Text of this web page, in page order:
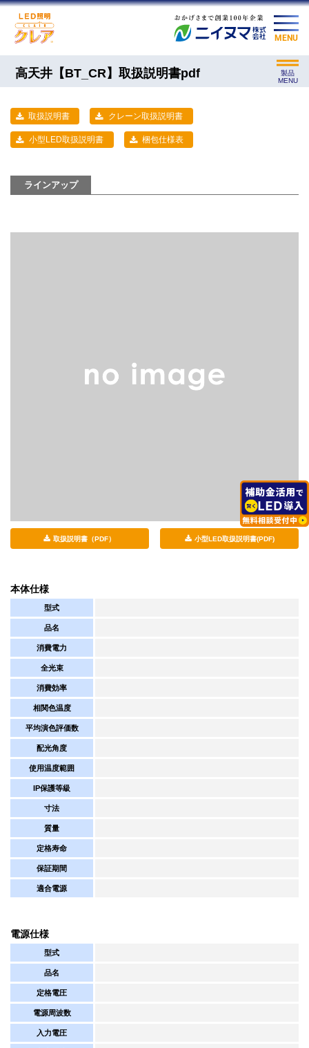
MENU
高天井【BT_CR】取扱説明書pdf
製品
MENU
取扱説明書 クレーン取扱説明書
小型LED取扱説明書 梱包仕様表
ラインアップ
取扱説明書（PDF） 小型LED取扱説明書(PDF)
本体仕様
型式
品名
消費電力
全光束
消費効率
相関色温度
平均演色評価数
配光角度
使用温度範囲
IP保護等級
寸法
質量
定格寿命
保証期間
適合電源
電源仕様
型式
品名
定格電圧
電源周波数
入力電圧